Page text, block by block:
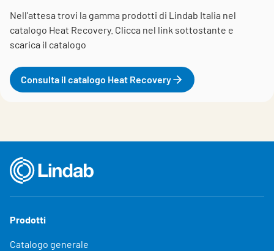
Nell'attesa trovi la gamma prodotti di Lindab Italia nel
catalogo Heat Recovery. Clicca nel link sottostante e
scarica il catalogo
Consulta il catalogo Heat Recovery
Prodotti
Catalogo generale